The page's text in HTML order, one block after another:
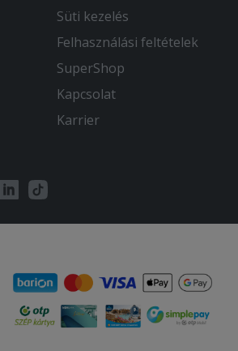
Süti kezelés
Felhasználási feltételek
SuperShop
Kapcsolat
Karrier